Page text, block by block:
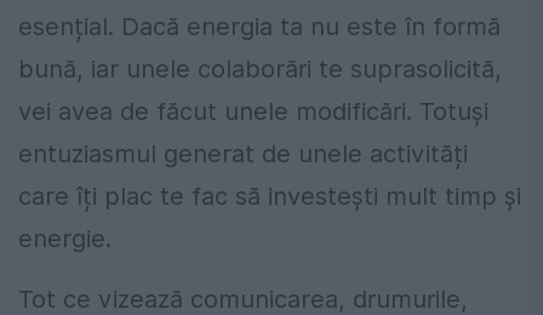
esențial. Dacă energia ta nu este în formă
bună, iar unele colaborări te suprasolicită,
vei avea de făcut unele modificări. Totuși
entuziasmul generat de unele activități
care îți plac te fac să investești mult timp și
energie.
Tot ce vizează comunicarea, drumurile,